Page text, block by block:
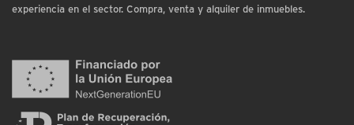
experiencia en el sector. Compra, venta y alquiler de inmuebles.